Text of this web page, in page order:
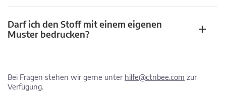
Darf ich den Stoff mit einem eigenen
Muster bedrucken?
Bei Fragen stehen wir gerne unter hilfe@ctnbee.com zur
Verfügung.